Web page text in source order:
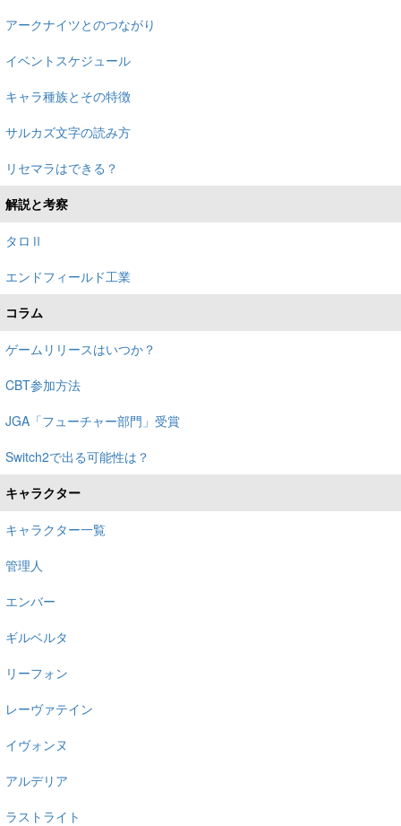
アークナイツとのつながり
イベントスケジュール
キャラ種族とその特徴
サルカズ文字の読み方
リセマラはできる？
解説と考察
タロⅡ
エンドフィールド工業
コラム
ゲームリリースはいつか？
CBT参加方法
JGA「フューチャー部門」受賞
Switch2で出る可能性は？
キャラクター
キャラクター一覧
管理人
エンバー
ギルベルタ
リーフォン
レーヴァテイン
イヴォンヌ
アルデリア
ラストライト